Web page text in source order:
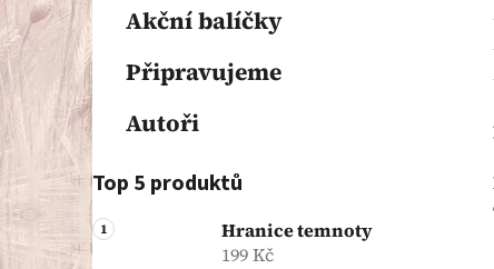
Akční balíčky
Připravujeme
Autoři
Top 5 produktů
Hranice temnoty
199 Kč